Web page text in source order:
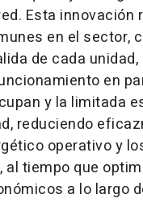
Esta innovación
en el sector,
de cada
en
y la limitada
reduciendo
operativo y
al tiempo que
a lo largo